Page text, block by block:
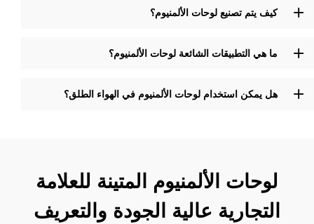
كيف يتم تصنيع لوحات الألمنيوم؟
ما هي التطبيقات الشائعة لوحات الألمنيوم؟
هل يمكن استخدام لوحات الألمنيوم في الهواء الطلق؟
لوحات الألمنيوم المتينة للعلامة
التجارية عالية الجودة والتعريف